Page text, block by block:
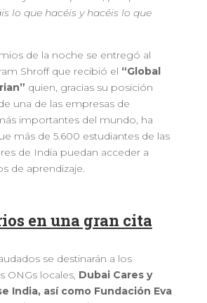
lo que hacéis y hacéis lo que
de la noche se entregó al
Shroff que recibió el “Global
quien, gracias su posición
una de las empresas de
importantes del mundo, ha
más de 5.600 estudiantes de las
de India puedan acceder a
de aprendizaje.
en una gran cita
se destinarán a los
ONGs locales, Dubai Cares y
India, así como Fundación Eva